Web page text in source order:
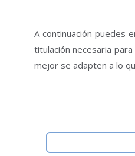
A continuación puedes
titulación necesaria
mejor se adapten a lo